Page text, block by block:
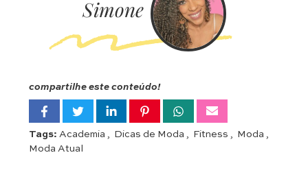
compartilhe este conteúdo!
Tags: Academia , Dicas de Moda , Fitness , Moda ,
Moda Atual
Simone